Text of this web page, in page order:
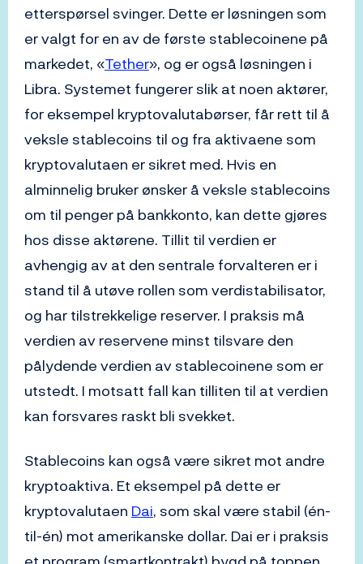
etterspørsel svinger. Dette er løsningen som
er valgt for en av de første stablecoinene på
markedet, «Tether», og er også løsningen i
Libra. Systemet fungerer slik at noen aktører,
for eksempel kryptovalutabørser, får rett til å
veksle stablecoins til og fra aktivaene som
kryptovalutaen er sikret med. Hvis en
alminnelig bruker ønsker å veksle stablecoins
om til penger på bankkonto, kan dette gjøres
hos disse aktørene. Tillit til verdien er
avhengig av at den sentrale forvalteren er i
stand til å utøve rollen som verdistabilisator,
og har tilstrekkelige reserver. I praksis må
verdien av reservene minst tilsvare den
pålydende verdien av stablecoinene som er
utstedt. I motsatt fall kan tilliten til at verdien
kan forsvares raskt bli svekket.
Stablecoins kan også være sikret mot andre
kryptoaktiva. Et eksempel på dette er
kryptovalutaen Dai, som skal være stabil (én-
til-én) mot amerikanske dollar. Dai er i praksis